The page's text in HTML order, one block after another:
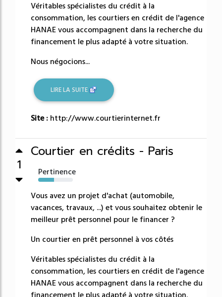
Véritables spécialistes du crédit à la
consommation, les courtiers en crédit de l'agence
HANAE vous accompagnent dans la recherche du
financement le plus adapté à votre situation.
Nous négocions...
LIRE LA SUITE
Site : http://www.courtierinternet.fr
1
Courtier en crédits - Paris
Pertinence
46%
Vous avez un projet d'achat (automobile,
vacances, travaux, ...) et vous souhaitez obtenir le
meilleur prêt personnel pour le financer ?
Un courtier en prêt personnel à vos côtés
Véritables spécialistes du crédit à la
consommation, les courtiers en crédit de l'agence
HANAE vous accompagnent dans la recherche du